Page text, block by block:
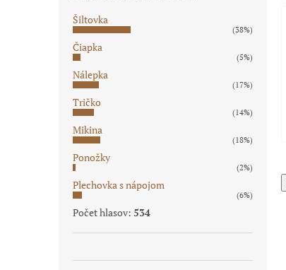
Šiltovka
(38%)
Čiapka
(5%)
Nálepka
(17%)
Tričko
(14%)
Mikina
(18%)
Ponožky
(2%)
Plechovka s nápojom
(6%)
Počet hlasov: 534